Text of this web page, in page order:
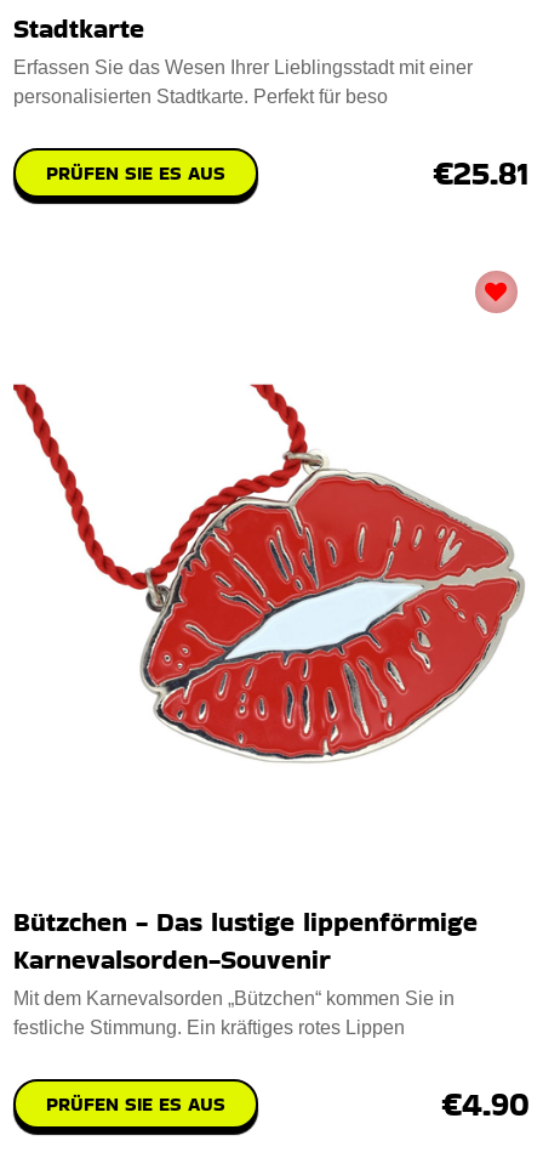
Stadtkarte
Erfassen Sie das Wesen Ihrer Lieblingsstadt mit einer
personalisierten Stadtkarte. Perfekt für beso
PRÜFEN SIE ES AUS €25.81
Bützchen - Das lustige lippenförmige
Karnevalsorden-Souvenir
Mit dem Karnevalsorden „Bützchen“ kommen Sie in
festliche Stimmung. Ein kräftiges rotes Lippen
PRÜFEN SIE ES AUS €4.90